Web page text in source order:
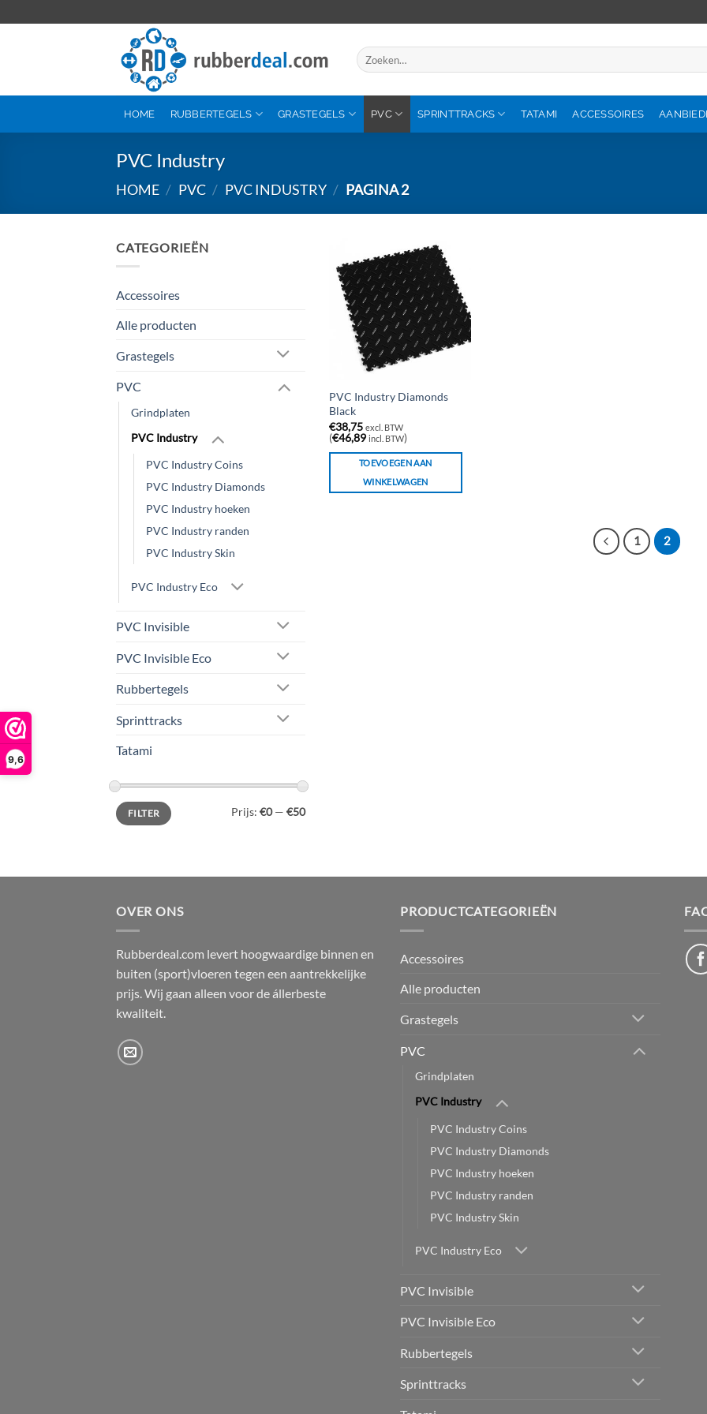
9,6
naar
Zoeken
naar:
HOME RUBBERTEGELS GRASTEGELS PVC SPRINTTRACKS TATAMI ACCESSOIRES
PVC Industry
HOME / PVC / PVC INDUSTRY / PAGINA 2
CATEGORIEËN
Accessoires
Alle producten
Grastegels
PVC
Grindplaten
PVC Industry
PVC Industry Coins
PVC Industry Diamonds
PVC Industry hoeken
PVC Industry randen
PVC Industry Skin
PVC Industry Eco
PVC Invisible
PVC Invisible Eco
Rubbertegels
Sprinttracks
Tatami
Min.
prijs
Max.
prijsFILTER Prijs: €0— €50
PVC Industry Diamonds
Black
€38,75 excl. BTW
(€46,89 incl. BTW)
TOEVOEGEN AAN
WINKELWAGEN
1 2
OVER ONS
Rubberdeal.com levert hoogwaardige binnen en
buiten (sport)vloeren tegen een aantrekkelijke
prijs. Wij gaan alleen voor de állerbeste
kwaliteit.
PRODUCTCATEGORIEËN
Accessoires
Alle producten
Grastegels
PVC
Grindplaten
PVC Industry
PVC Industry Coins
PVC Industry Diamonds
PVC Industry hoeken
PVC Industry randen
PVC Industry Skin
PVC Industry Eco
PVC Invisible
PVC Invisible Eco
Rubbertegels
Sprinttracks